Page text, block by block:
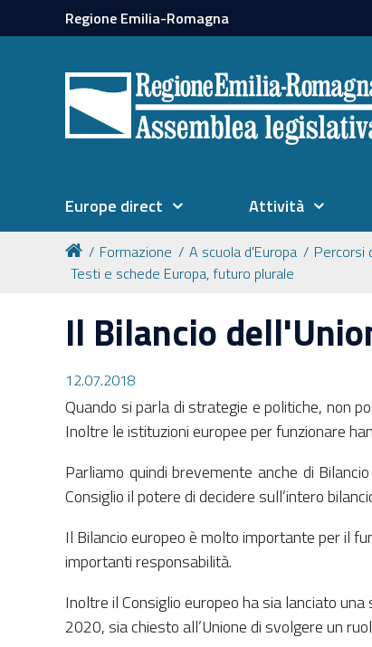
Regione Emilia-Romagna
Europe direct Attività
Formazione A scuola d'Europa Percorsi
Testi e schede Europa, futuro plurale
Il Bilancio
12.07.2018
Quando si parla di strategie e politiche, non
Inoltre le istituzioni europee per funzionare
Parliamo quindi brevemente anche di
Consiglio il potere di decidere sull’intero
Il Bilancio europeo è molto importante per il
importanti responsabilità.
Inoltre il Consiglio europeo ha sia lanciato
2020, sia chiesto all’Unione di svolgere un